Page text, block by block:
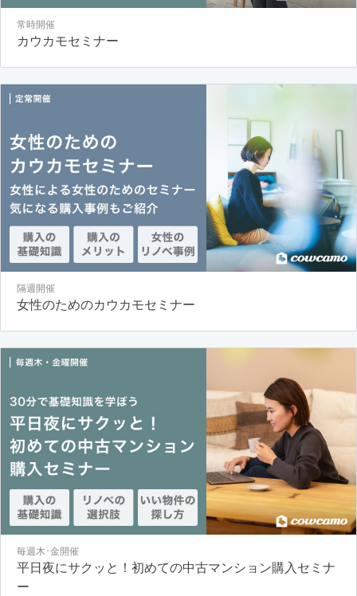
常時開催
カウカモセミナー
隔週開催
女性のためのカウカモセミナー
毎週木･金開催
平日夜にサクッと！初めての中古マンション購入セミナ
ー